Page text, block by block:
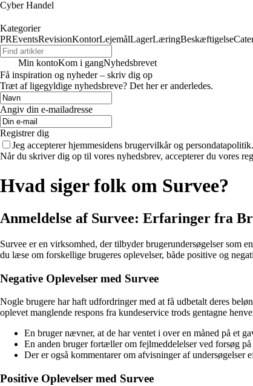
Cyber Handel
Kategorier
PREventsRevisionKontorLejemålLagerLæringBeskæftigelse
Min kontoKom i gangNyhedsbrevet
Få inspiration og nyheder – skriv dig op
Træt af ligegyldige nyhedsbreve? Det her er anderledes.
Angiv din e-mailadresse
Registrer dig
Jeg accepterer hjemmesidens brugervilkår og persondatapolitik.
Når du skriver dig op til vores nyhedsbrev, accepterer du vores
Hvad siger folk om Survee?
Anmeldelse af Survee: Erfaringer fra
Survee er en virksomhed, der tilbyder brugerundersøgelser som
du læse om forskellige brugeres oplevelser, både positive og
Negative Oplevelser med Survee
Nogle brugere har haft udfordringer med at få udbetalt deres
oplevet manglende respons fra kundeservice trods gentagne
En bruger nævner, at de har ventet i over en måned på et
En anden bruger fortæller om fejlmeddelelser ved forsøg
Der er også kommentarer om afvisninger af undersøgelser
Positive Oplevelser med Survee